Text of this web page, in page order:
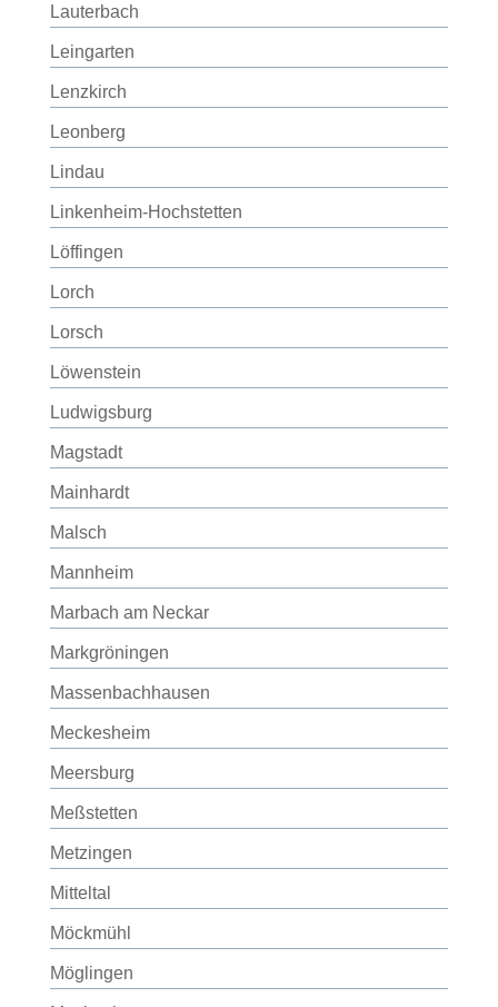
Lauterbach
Leingarten
Lenzkirch
Leonberg
Lindau
Linkenheim-Hochstetten
Löffingen
Lorch
Lorsch
Löwenstein
Ludwigsburg
Magstadt
Mainhardt
Malsch
Mannheim
Marbach am Neckar
Markgröningen
Massenbachhausen
Meckesheim
Meersburg
Meßstetten
Metzingen
Mitteltal
Möckmühl
Möglingen